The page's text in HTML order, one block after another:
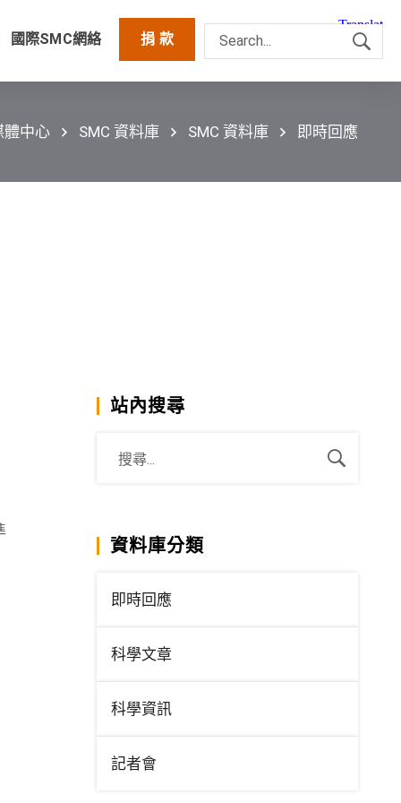
國際SMC網絡 捐 款
體中心 SMC 資料庫 SMC 資料庫 即時回應
站內搜尋
資料庫分類
即時回應
科學文章
科學資訊
記者會